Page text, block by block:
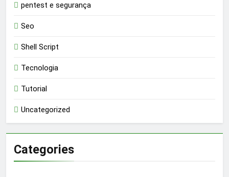
pentest e segurança
Seo
Shell Script
Tecnologia
Tutorial
Uncategorized
Categories